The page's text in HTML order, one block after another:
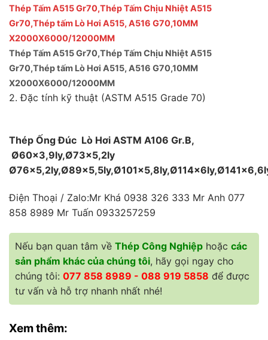
Thép Tấm A515 Gr70,Thép Tấm Chịu Nhiệt A515
Gr70,Thép tấm Lò Hơi A515, A516 G70,10MM
X2000X6000/12000MM
Thép Tấm A515 Gr70,Thép Tấm Chịu Nhiệt A515
Gr70,Thép tấm Lò Hơi A515, A516 G70,10MM
X2000X6000/12000MM
2. Đặc tính kỹ thuật (ASTM A515 Grade 70)
Thép Ống Đúc Lò Hơi ASTM A106 Gr.B,
Ø60×3,9ly,Ø73×5,2ly
Điện Thoại / Zalo:Mr Khá 0938 326 333 Mr Anh 077
858 8989 Mr Tuấn 0933257259
Nếu bạn quan tâm về Thép Công Nghiệp hoặc các
sản phẩm khác của chúng tôi, hãy gọi ngay cho
chúng tôi: 077 858 8989 - 088 919 5858 để được
tư vấn và hỗ trợ nhanh nhất nhé!
Xem thêm: